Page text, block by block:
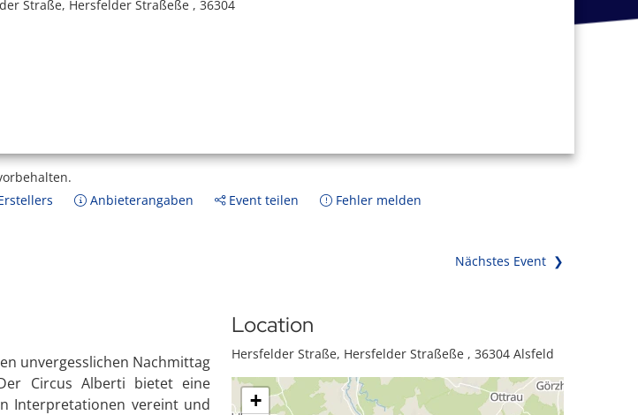
Straße, Hersfelder Straßeße , 36304
Anbieterangaben Event teilen Fehler melden
Nächstes Event ❯
unvergesslichen Nachmittag
Circus Alberti bietet eine
Interpretationen vereint und
Location
Hersfelder Straße, Hersfelder Straßeße , 36304 Alsfeld
+